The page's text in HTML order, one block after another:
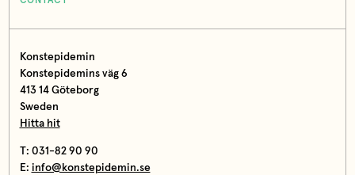
Konstepidemin
Konstepidemins väg 6
413 14 Göteborg
Sweden
Hitta hit
T: 031-82 90 90
E: info@konstepidemin.se